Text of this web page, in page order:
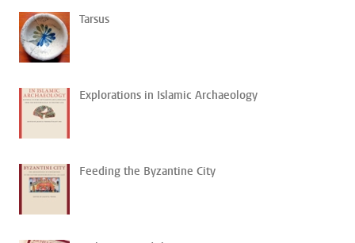
Tarsus
Explorations in Islamic Archaeology
Feeding the Byzantine City